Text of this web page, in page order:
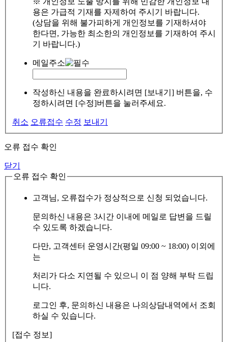
용은 가급적 기재를 자제하여 주시기 바랍니다.
(상담을 위해 불가피하게 개인정보를 기재하셔야
한다면, 가능한 최소한의 개인정보를 기재하여 주시
기 바랍니다.)
메일주소
작성하신 내용을 완료하시려면 [보내기] 버튼을, 수
정하시려면 [수정]버튼을 눌러주세요.
취소 오류접수 수정 보내기
오류 접수 확인
닫기
오류 접수 확인
고객님, 오류접수가 정상적으로 신청 되었습니다.
문의하신 내용은 3시간 이내에 메일로 답변을 드릴
수 있도록 하겠습니다.
다만, 고객센터 운영시간(평일 09:00 ~ 18:00) 이외에
는
처리가 다소 지연될 수 있으니 이 점 양해 부탁 드립
니다.
로그인 후, 문의하신 내용은 나의상담내역에서 조회
하실 수 있습니다.
[접수 정보]